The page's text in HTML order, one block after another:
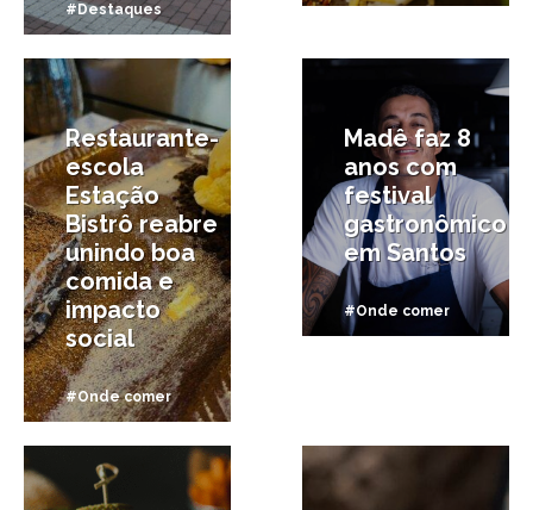
#Destaques
21/10/2025
Restaurante-
escola
Estação
Bistrô reabre
unindo boa
comida e
impacto
social
#Onde comer
Madê faz 8
anos com
festival
gastronômico
em Santos
#Onde comer
1/10/2025